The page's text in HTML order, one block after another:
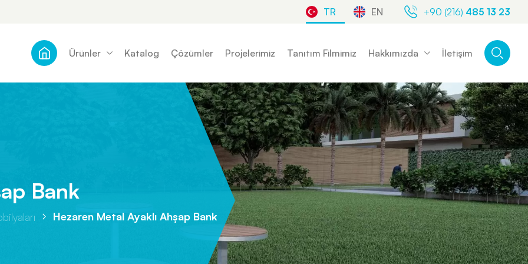
TR EN +90 (216) 485 13 23
Ürünler Katalog Çözümler Projelerimiz Tanıtım Filmimiz Hakkımızda İletişim
Bank
Hezaren Metal Ayaklı Ahşap Bank